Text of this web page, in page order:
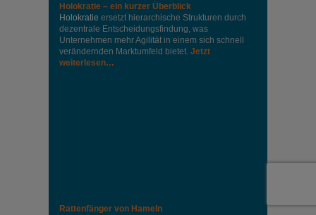
Holokratie – ein kurzer Überblick
Holokratie ersetzt hierarchische Strukturen durch
dezentrale Entscheidungsfindung, was
Unternehmen mehr Agilität in einem sich schnell
verändernden Marktumfeld bietet. Jetzt
weiterlesen…
Rattenfänger von Hameln